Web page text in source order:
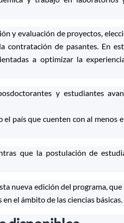
y evaluación de proyectos,
contratación de pasantes. En
a optimizar la
y estudiantes
país que cuenten con al menos
que la postulación de
nueva edición del programa, que
el ámbito de las ciencias básicas.